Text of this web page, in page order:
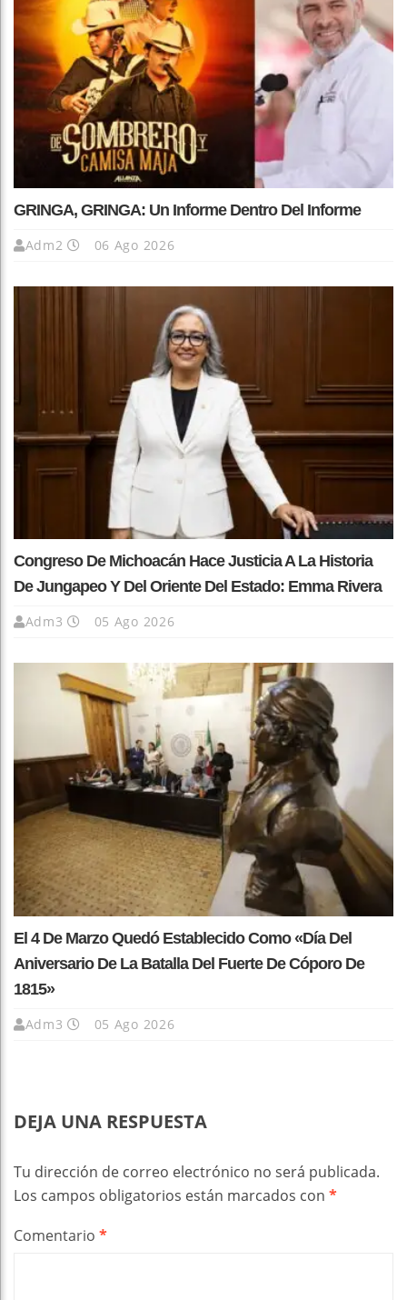
GRINGA, GRINGA: Un Informe Dentro Del Informe
Adm2 06 Ago 2026
Congreso De Michoacán Hace Justicia A La Historia
De Jungapeo Y Del Oriente Del Estado: Emma Rivera
Adm3 05 Ago 2026
El 4 De Marzo Quedó Establecido Como «Día Del
Aniversario De La Batalla Del Fuerte De Cóporo De
1815»
Adm3 05 Ago 2026
DEJA UNA RESPUESTA
Tu dirección de correo electrónico no será publicada.
Los campos obligatorios están marcados con *
Comentario *